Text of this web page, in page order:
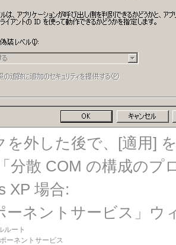
を外した後で、[適用]
分散 COM の構成の
XP 場合:
ーネントサービス」
ルート
ーネントサービス